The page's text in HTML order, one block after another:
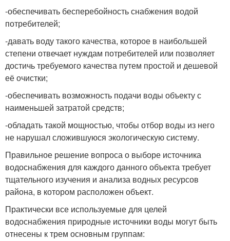
-обеспечивать бесперебойность снабжения водой
потребителей;
-давать воду такого качества, которое в наибольшей
степени отвечает нуждам потребителей или позволяет
достичь требуемого качества путем простой и дешевой
её очистки;
-обеспечивать возможность подачи воды объекту с
наименьшей затратой средств;
-обладать такой мощностью, чтобы отбор воды из него
не нарушал сложившуюся экологическую систему.
Правильное решение вопроса о выборе источника
водоснабжения для каждого данного объекта требует
тщательного изучения и анализа водных ресурсов
района, в котором расположен объект.
Практически все используемые для целей
водоснабжения природные источники воды могут быть
отнесены к трем основным группам: